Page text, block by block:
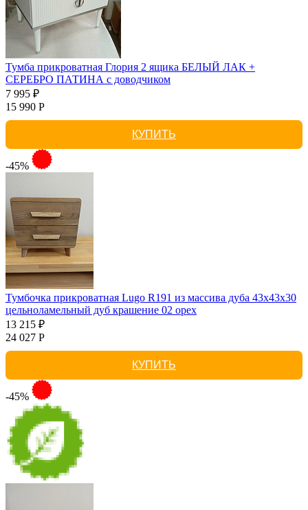
Тумба прикроватная Глория 2 ящика БЕЛЫЙ ЛАК +
СЕРЕБРО ПАТИНА с доводчиком
7 995 ₽
15 990 Р
КУПИТЬ
-45%
Тумбочка прикроватная Lugo R191 из массива дуба 43х43х30
цельноламельный дуб крашение 02 орех
13 215 ₽
24 027 Р
КУПИТЬ
-45%